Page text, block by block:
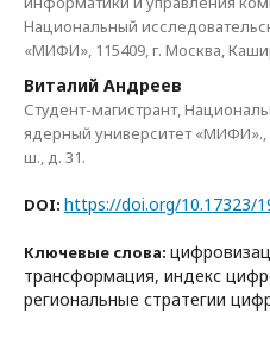
Национальный
«МИФИ», 115409, г. Москва,
Виталий Андреев
Студент-магистрант,
ядерный университет «МИФИ».,
ш., д. 31.
DOI: https://doi.org/10.17323/
Ключевые слова:
трансформация, индекс
региональные стратегии